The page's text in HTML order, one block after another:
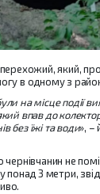
який,
в одному з
на місце події
впав до
без їжі та води», –
не
понад 3 метри,